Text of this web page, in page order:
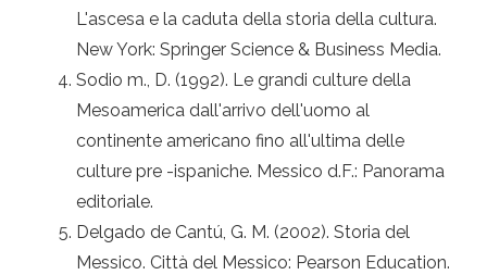
L'ascesa e la caduta della storia della cultura.
New York: Springer Science & Business Media.
Sodio m., D. (1992). Le grandi culture della
Mesoamerica dall'arrivo dell'uomo al
continente americano fino all'ultima delle
culture pre -ispaniche. Messico d.F.: Panorama
editoriale.
Delgado de Cantú, G. M. (2002). Storia del
Messico. Città del Messico: Pearson Education.